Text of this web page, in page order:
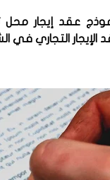
عقد إيجار
الإيجار التجاري في